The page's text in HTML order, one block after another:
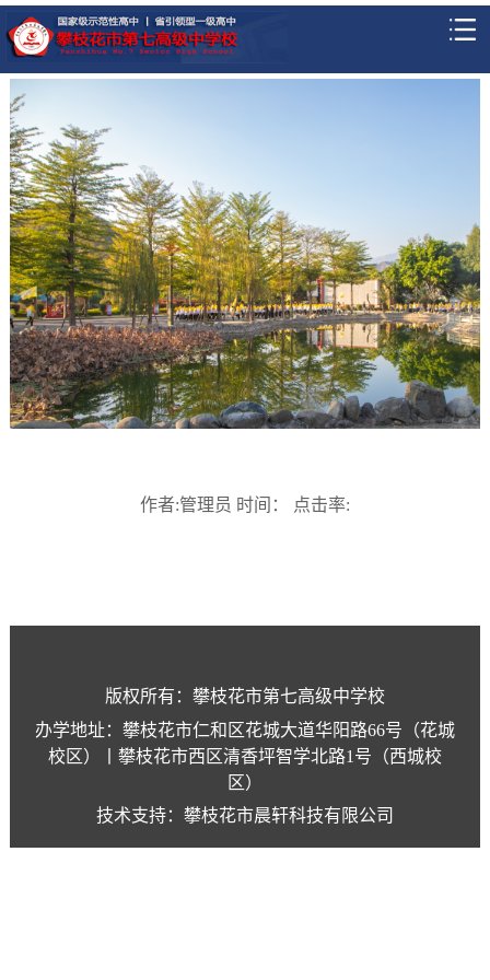
作者:管理员 时间： 点击率:
版权所有：攀枝花市第七高级中学校
办学地址：攀枝花市仁和区花城大道华阳路66号（花城
校区）丨攀枝花市西区清香坪智学北路1号（西城校
区）
技术支持：攀枝花市晨轩科技有限公司